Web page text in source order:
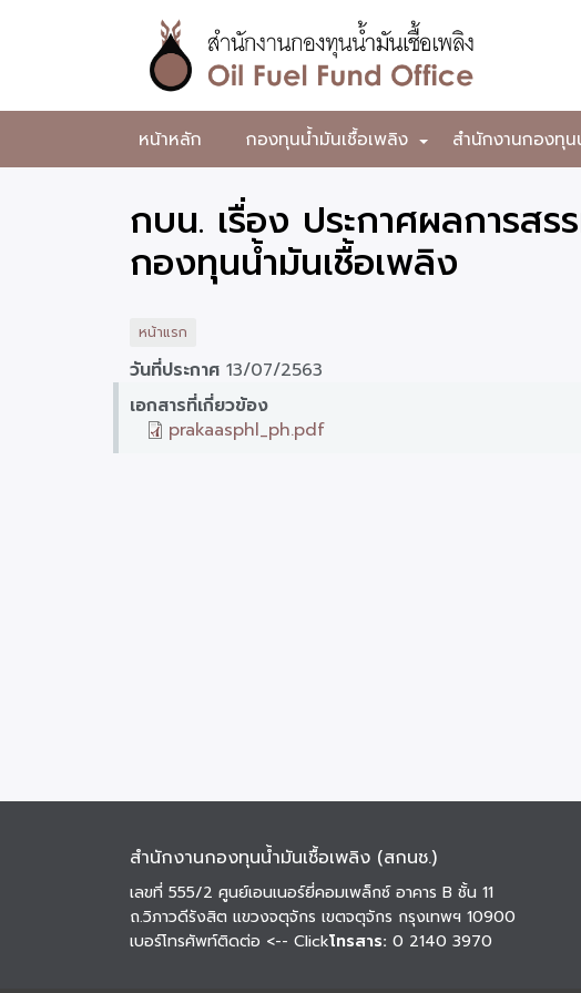
หลัก
สำนักงาน
กองทุน
น้ำมัน
เชื้อ
หน้าหลัก +
กองทุนน้ำมันเชื้อเพลิง สำนักงานกองทุน
กบน. เรื่อง ประกาศผลการส
กองทุนน้ำมันเชื้อเพลิง
หน้าแรก
วันที่ประกาศ 13/07/2563
เอกสารที่เกี่ยวข้อง
prakaasphl_ph.pdf
สำนักงานกองทุนน้ำมันเชื้อเพลิง (สกนช.)
เลขที่ 555/2 ศูนย์เอนเนอร์ยี่คอมเพล็กซ์ อาคาร B ชั้น 11
ถ.วิภาวดีรังสิต แขวงจตุจักร เขตจตุจักร กรุงเทพฯ 10900
เบอร์โทรศัพท์ติดต่อ <-- Clickโทรสาร: 0 2140 3970